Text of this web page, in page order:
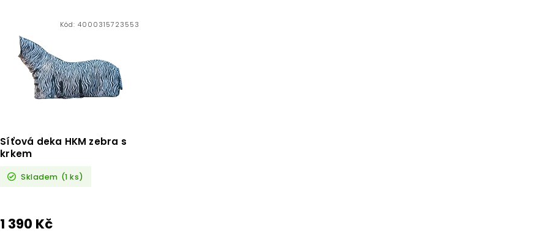
Síťová deka HKM zebra s
krkem
Skladem (1 ks)
1 390 Kč
Kód:4000315723553